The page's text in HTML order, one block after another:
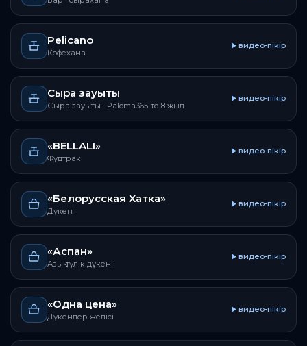
Pelicano
Кофехана
видео-пікір
Сыра зауыты
Сыра зауыты · Paloma365-те 8 жыл
видео-пікір
«BELLALI»
Фудтрак
видео-пікір
«Белорусская Хатка»
Дүкен
видео-пікір
«Аспан»
Азық-түлік дүкені
видео-пікір
«Одна цена»
Дүкендер желісі
видео-пікір